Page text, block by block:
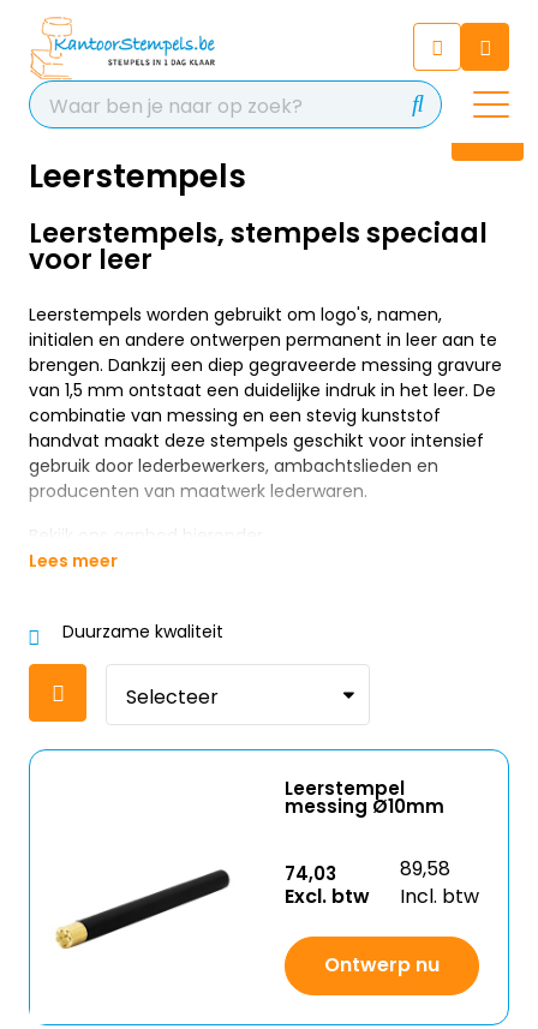
Chat 24/7 met onze chatbot
voor hulp
Contact
Leerstempels
Leerstempels, stempels speciaal
voor leer
Leerstempels worden gebruikt om logo's, namen,
initialen en andere ontwerpen permanent in leer aan te
brengen. Dankzij een diep gegraveerde messing gravure
van 1,5 mm ontstaat een duidelijke indruk in het leer. De
combinatie van messing en een stevig kunststof
handvat maakt deze stempels geschikt voor intensief
gebruik door lederbewerkers, ambachtslieden en
producenten van maatwerk lederwaren.
Bekijk ons aanbod hieronder.
Lees meer
Duurzame kwaliteit
Leerstempel
messing Ø10mm
74,03
Excl. btw
89,58
Incl. btw
Ontwerp nu